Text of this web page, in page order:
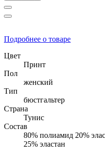
Подробнее о товаре
Цвет
Принт
Пол
женский
Тип
бюстгальтер
Страна
Тунис
Состав
80% полиамид 20%
25% эластан